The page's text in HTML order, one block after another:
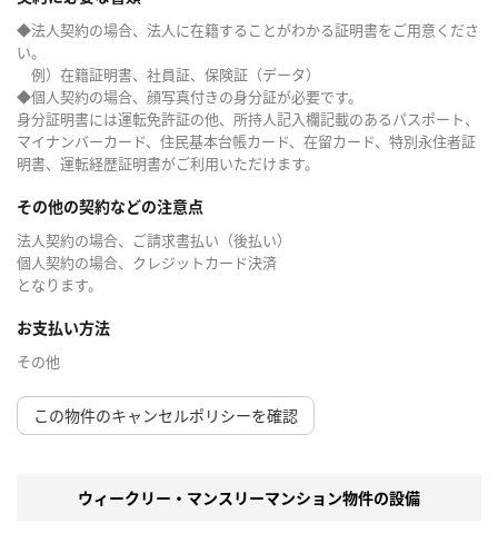
◆法人契約の場合、法人に在籍することがわかる証明書をご用意くださ
い。
例）在籍証明書、社員証、保険証（データ）
◆個人契約の場合、顔写真付きの身分証が必要です。
身分証明書には運転免許証の他、所持人記入欄記載のあるパスポート、
マイナンバーカード、住民基本台帳カード、在留カード、特別永住者証
明書、運転経歴証明書がご利用いただけます。
その他の契約などの注意点
法人契約の場合、ご請求書払い（後払い）
個人契約の場合、クレジットカード決済
となります。
お支払い方法
その他
この物件のキャンセルポリシーを確認
ウィークリー・マンスリーマンション物件の設備